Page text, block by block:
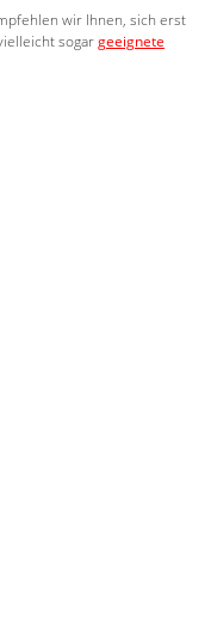
wir Ihnen, sich erst
sogargeeignete